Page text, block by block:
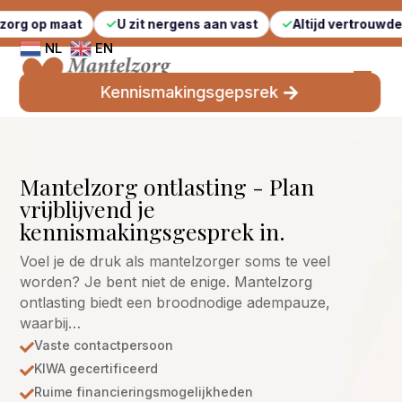
U zit nergens aan vast Altijd vertrouwde gezichten
NL EN
Kennismakingsgepsrek
Mantelzorg ontlasting - Plan
vrijblijvend je
kennismakingsgesprek in.
Voel je de druk als mantelzorger soms te veel
worden? Je bent niet de enige. Mantelzorg
ontlasting biedt een broodnodige adempauze,
waarbij…
Vaste contactpersoon
KIWA gecertificeerd
Ruime financieringsmogelijkheden